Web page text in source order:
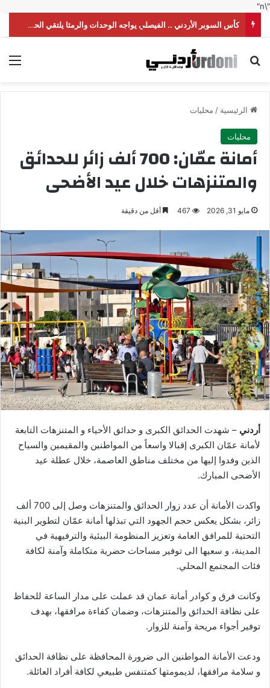
"\n"
كأس السوبر الأردني .. الفيصلي يواجه الوحدات والرمثا يلتقي الحسين
بحث عن
الرئيسية / محليات
محليات
أمانة عمّان: 700 ألف زائر للحدائق
والمتنزهات خلال عيد الأضحى
مايو 31, 2026 467 أقل من دقيقة
أردني – شهدت الحدائق الكبرى و حدائق الأحياء و المتنزهات التابعة
لأمانة عمّان الكبرى إقبالا واسعاً من المواطنين والمقيمين والسياح
الذين وفدوا إليها من مختلف مناطق العاصمة، خلال عطلة عيد
الأضحى المبارك.
واكدت الأمانة أن عدد زوار الحدائق والمتنزهات وصل إلى 700 ألف
زائر، بشكل يعكس حجم الجهود التي تبذلها أمانة عمّان لتطوير البنية
التحتية للمرافق العامة وتعزيز المنظومة البيئية والترفيهية في
المدينة، و سعيها الى توفير مساحات حضرية متكاملة وآمنة لكافة
فئات المجتمع المحلي.
وكانت فرق و كوادر أمانة عمان قد عملت على مدار الساعة للحفاظ
على نظافة الحدائق والمتنزهات، وضمان كفاءة مرافقها، بهدف
توفير أجواء مريحة وآمنة للزوار.
ودعت الأمانة المواطنين الى ضرورة المحافظة على نظافة الحدائق
و سلامة مرافقها، لديمومتها كمتنفس طبيعي لكافة أفراد العائلة.